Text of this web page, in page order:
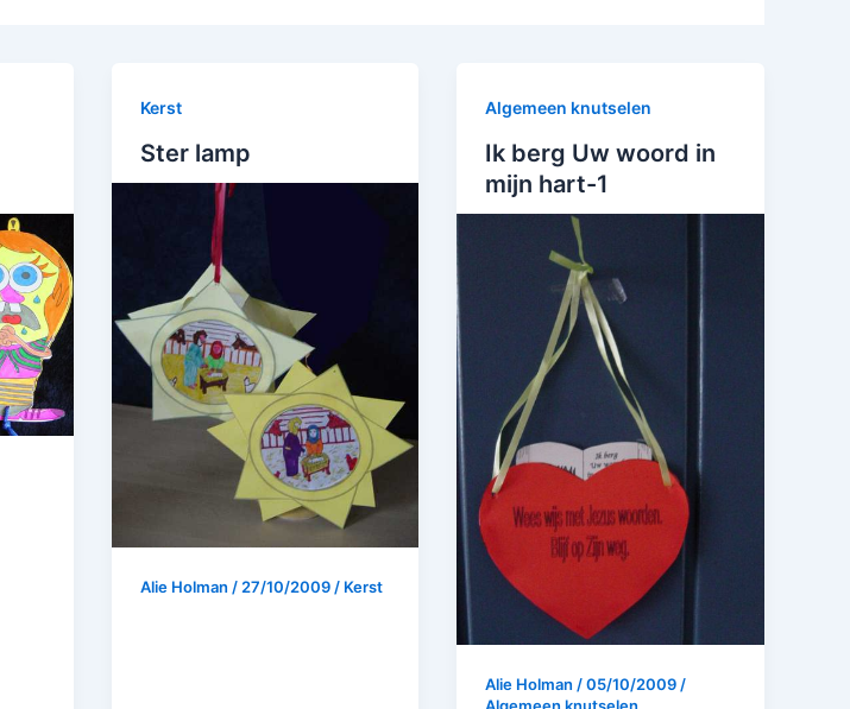
Kerst
Ster lamp
Alie Holman / 27/10/2009 / Kerst
Algemeen knutselen
Ik berg Uw woord in
mijn hart-1
Alie Holman /05/10/2009 /
Algemeen knutselen